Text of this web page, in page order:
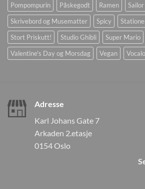
Pompompurin
Påskegodt Ramen
Skrivebord og Musematter
Spicy
Stort Priskutt!
Studio Ghibli Super Mario
Valentine's Day og Morsdag
Vegan
Adresse
Karl Johans Gate 7
Arkaden 2.etasje
0154 Oslo